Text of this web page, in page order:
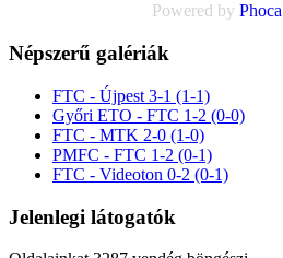
Powered by Phoca
Népszerű galériák
FTC - Újpest 3-1 (1-1)
Győri ETO - FTC 1-2 (0-0)
FTC - MTK 2-0 (1-0)
PMFC - FTC 1-2 (0-1)
FTC - Videoton 0-2 (0-1)
Jelenlegi látogatók